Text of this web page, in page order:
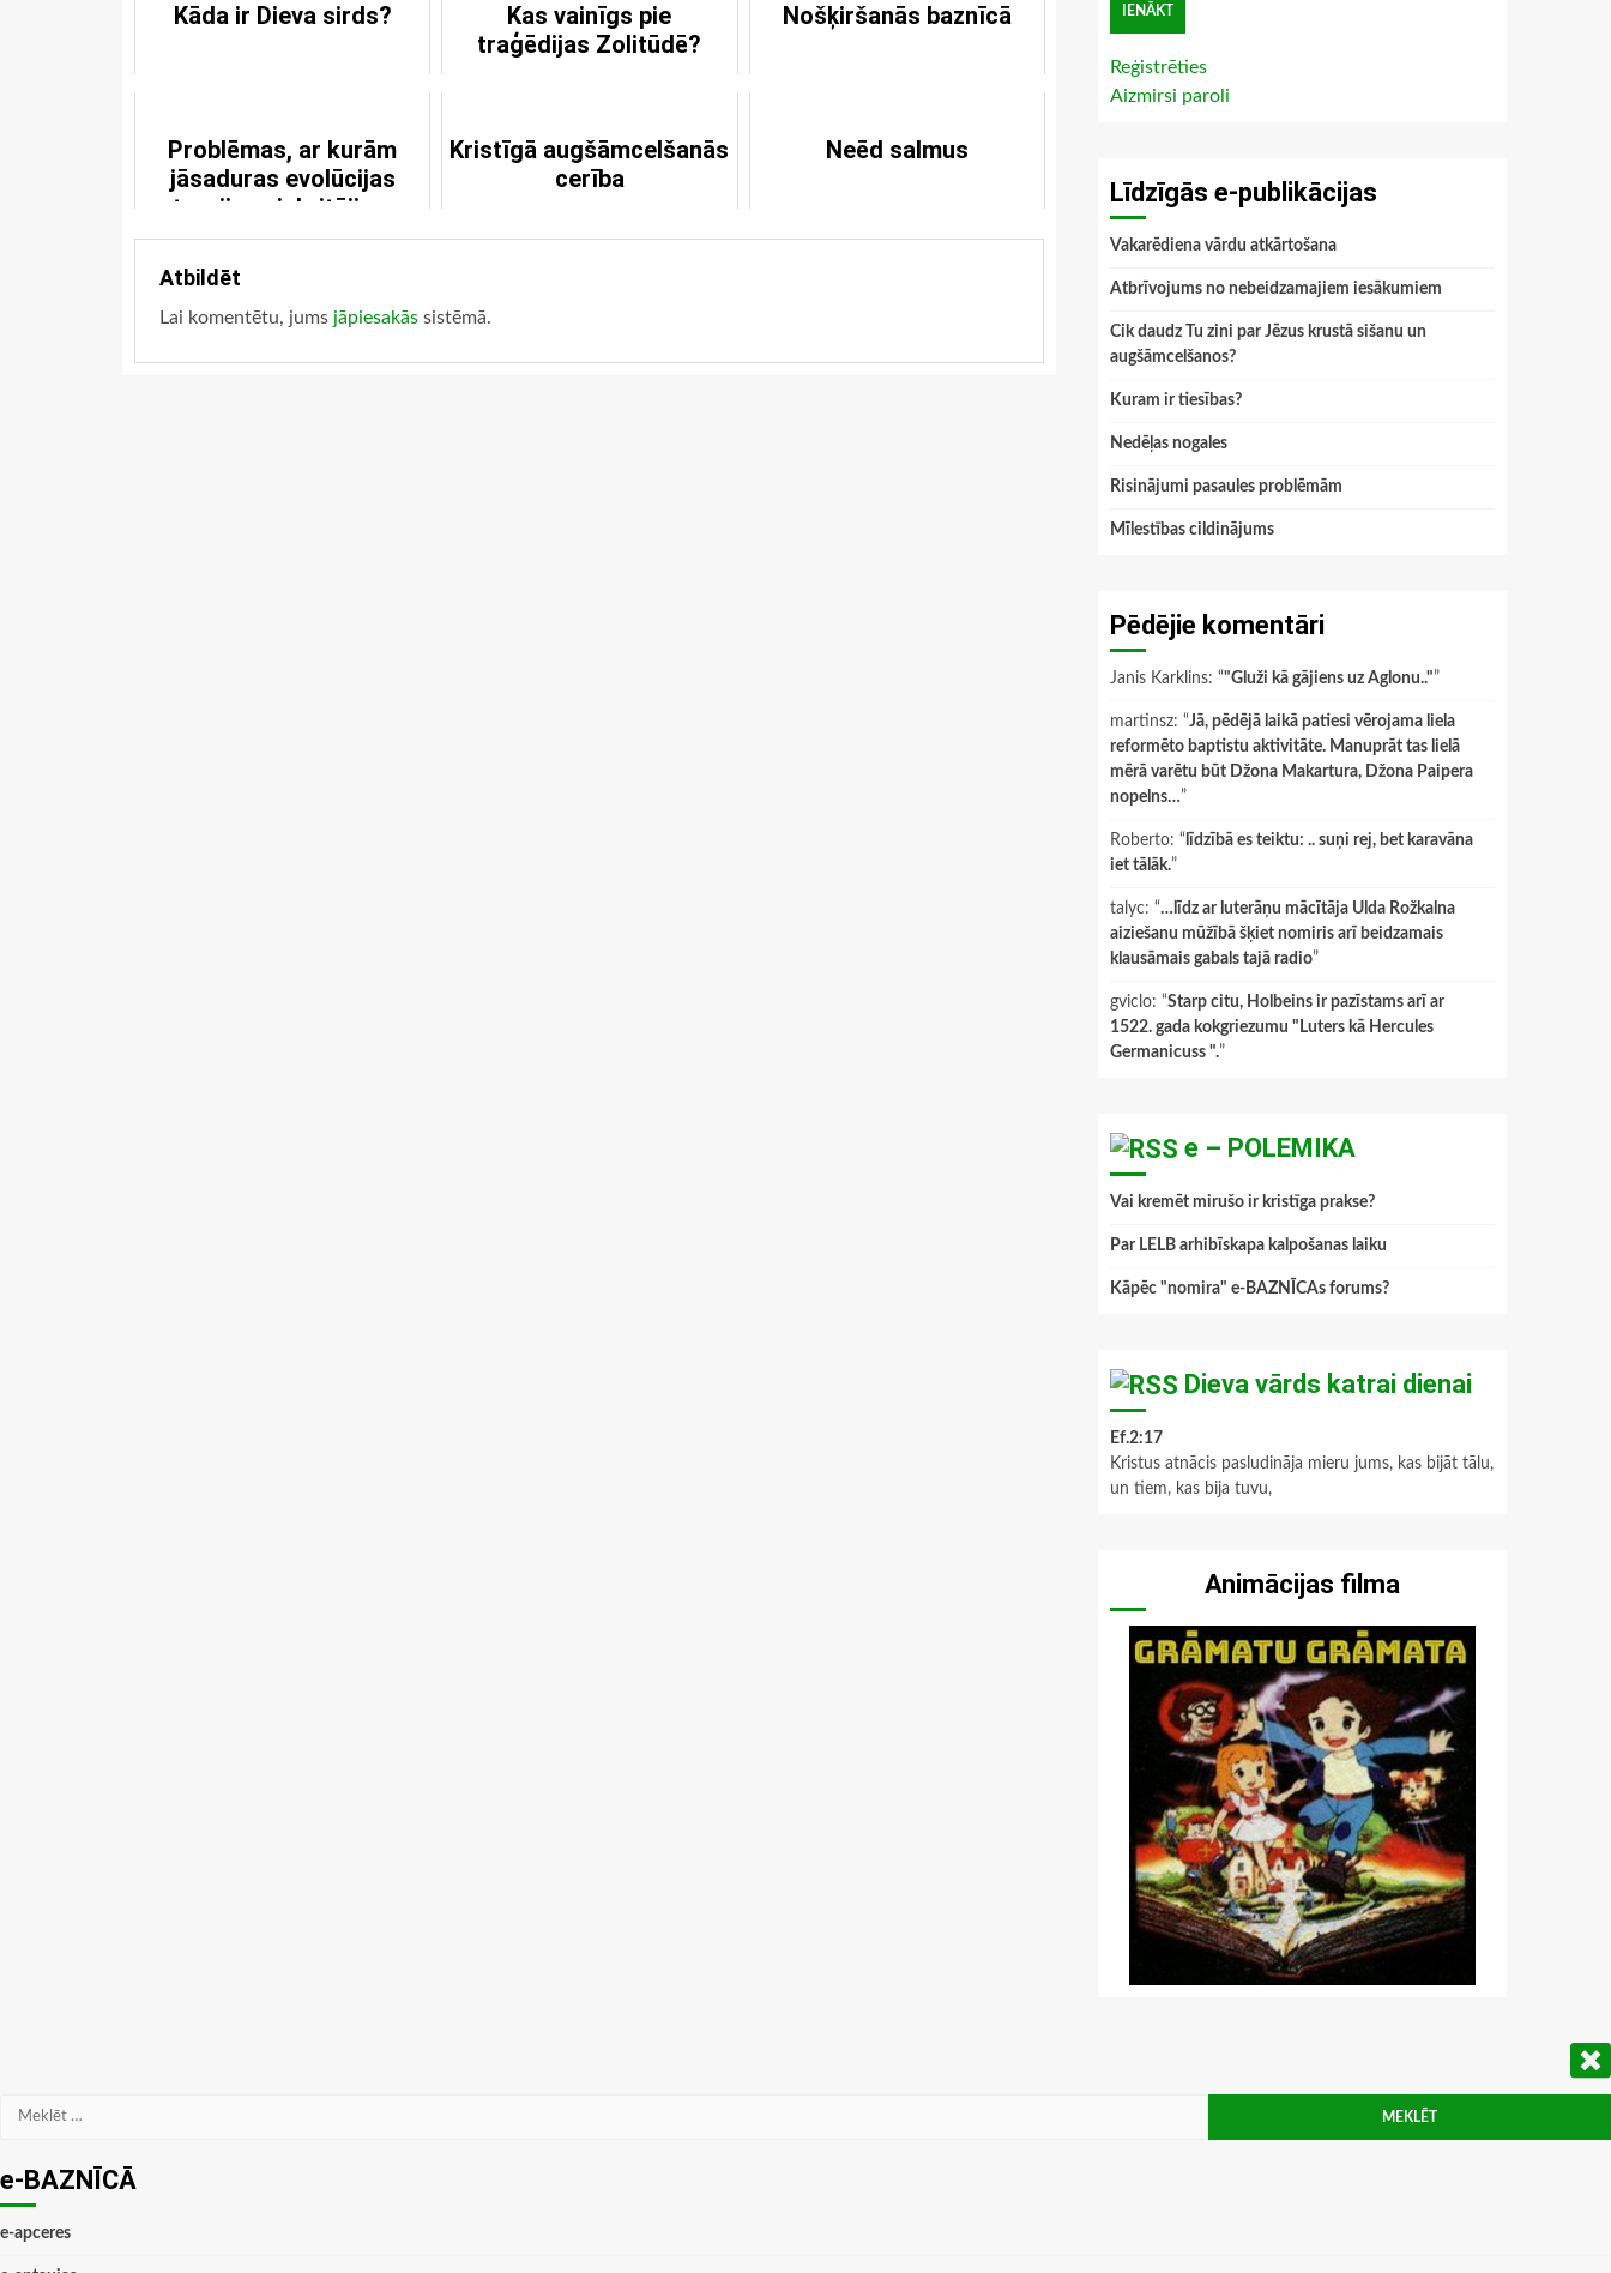
Kāda ir Dieva sirds?
Kas vainīgs pie
traģēdijas Zolitūdē?
Nošķiršanās baznīcā
Problēmas, ar kurām
jāsaduras evolūcijas
teorijas piekritējiem
Kristīgā augšāmcelšanās
cerība
Neēd salmus
Atbildēt
Lai komentētu, jums jāpiesakās sistēmā.
Reģistrēties
Aizmirsi paroli
Līdzīgās e-publikācijas
Vakarēdiena vārdu atkārtošana
Atbrīvojums no nebeidzamajiem iesākumiem
Cik daudz Tu zini par Jēzus krustā sišanu un
augšāmcelšanos?
Kuram ir tiesības?
Nedēļas nogales
Risinājumi pasaules problēmām
Mīlestības cildinājums
Pēdējie komentāri
Janis Karklins: “"Gluži kā gājiens uz Aglonu.."”
martinsz: “Jā, pēdējā laikā patiesi vērojama liela
reformēto baptistu aktivitāte. Manuprāt tas lielā
mērā varētu būt Džona Makartura, Džona Paipera
nopelns…”
Roberto: “ līdzībā es teiktu: .. suņi rej, bet karavāna
iet tālāk.”
talyc: “…līdz ar luterāņu mācītāja Ulda Rožkalna
aiziešanu mūžībā šķiet nomiris arī beidzamais
klausāmais gabals tajā radio”
gviclo: “Starp citu, Holbeins ir pazīstams arī ar
1522. gada kokgriezumu "Luters kā Hercules
Germanicuss ".”
e – POLEMIKA
Vai kremēt mirušo ir kristīga prakse?
Par LELB arhibīskapa kalpošanas laiku
Kāpēc "nomira" e-BAZNĪCAs forums?
Dieva vārds katrai dienai
Ef.2:17
Kristus atnācis pasludināja mieru jums, kas bijāt tālu,
un tiem, kas bija tuvu,
Animācijas filma
Meklēt:
e-BAZNĪCĀ
e-apceres